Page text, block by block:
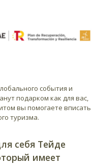
события и
подарком как для вас,
вы помогаете вписать
туризма.
себя Тейде
имеет